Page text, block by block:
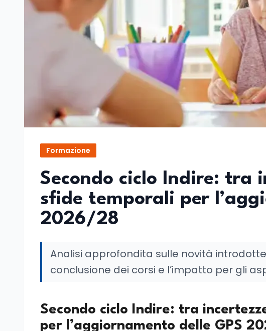
Formazione
Secondo ciclo Indire: tra
sfide temporali per
2026/28
Analisi approfondita sulle novità
conclusione dei corsi e l’impatto per gli
Secondo ciclo Indire: tra
per l’aggiornamento delle GPS